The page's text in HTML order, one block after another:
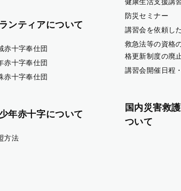
ンティアについて
赤十字奉仕団
赤十字奉仕団
赤十字奉仕団
年赤十字について
方法
防災セミナー
講習会を依頼し
救急法等の資格
格更新制度の廃
講習会開催日程
国内災害救
ついて